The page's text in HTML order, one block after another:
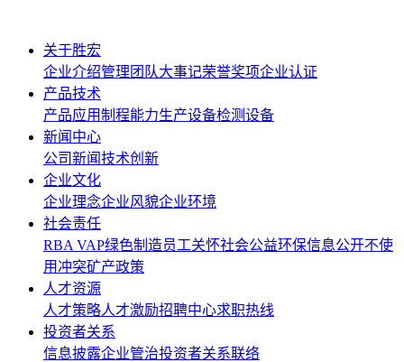
关于胜宏
企业介绍管理团队大事记荣誉奖项企业认证
产品技术
产品应用制程能力生产设备检测设备
新闻中心
公司新闻技术创新
企业文化
企业理念企业风貌企业环境
社会责任
RBA VAP绿色制造员工关怀社会公益环保信息公开不使
用冲突矿产政策
人才资源
人才策略人才激励招聘中心求职热线
投资者关系
信息披露企业管治投资者关系联络